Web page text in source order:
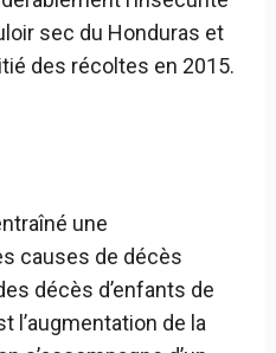
sec du Honduras et
des récoltes en 2015.
une
causes de décès
décès d’enfants de
l’augmentation de la